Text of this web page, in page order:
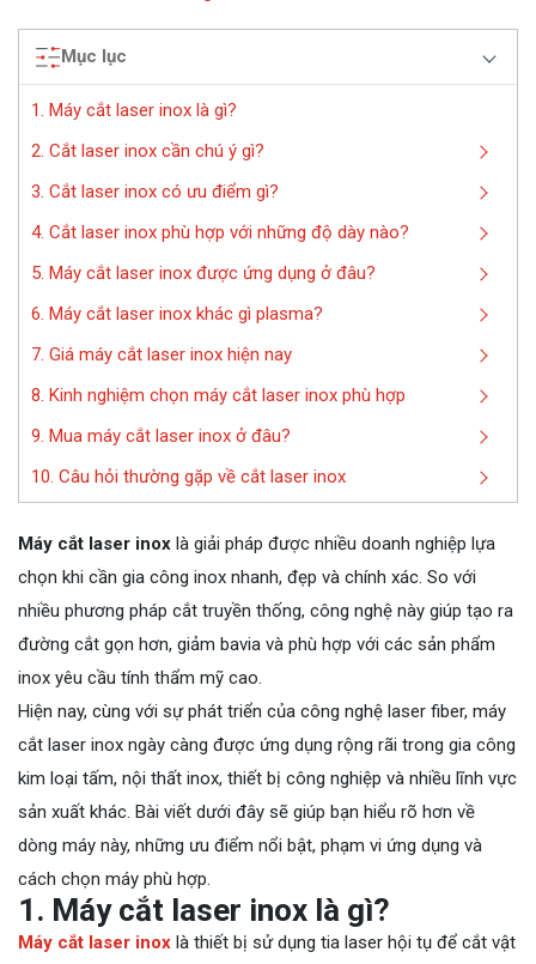
Mục lục
1. Máy cắt laser inox là gì?
2. Cắt laser inox cần chú ý gì?
3. Cắt laser inox có ưu điểm gì?
4. Cắt laser inox phù hợp với những độ dày nào?
5. Máy cắt laser inox được ứng dụng ở đâu?
6. Máy cắt laser inox khác gì plasma?
7. Giá máy cắt laser inox hiện nay
8. Kinh nghiệm chọn máy cắt laser inox phù hợp
9. Mua máy cắt laser inox ở đâu?
10. Câu hỏi thường gặp về cắt laser inox
Máy cắt laser inox là giải pháp được nhiều doanh nghiệp lựa
chọn khi cần gia công inox nhanh, đẹp và chính xác. So với
nhiều phương pháp cắt truyền thống, công nghệ này giúp tạo ra
đường cắt gọn hơn, giảm bavia và phù hợp với các sản phẩm
inox yêu cầu tính thẩm mỹ cao.
Hiện nay, cùng với sự phát triển của công nghệ laser fiber, máy
cắt laser inox ngày càng được ứng dụng rộng rãi trong gia công
kim loại tấm, nội thất inox, thiết bị công nghiệp và nhiều lĩnh vực
sản xuất khác. Bài viết dưới đây sẽ giúp bạn hiểu rõ hơn về
dòng máy này, những ưu điểm nổi bật, phạm vi ứng dụng và
cách chọn máy phù hợp.
1. Máy cắt laser inox là gì?
Máy cắt laser inox là thiết bị sử dụng tia laser hội tụ để cắt vật